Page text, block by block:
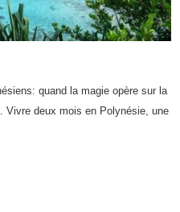
quand la magie opère sur la
deux mois en Polynésie, une